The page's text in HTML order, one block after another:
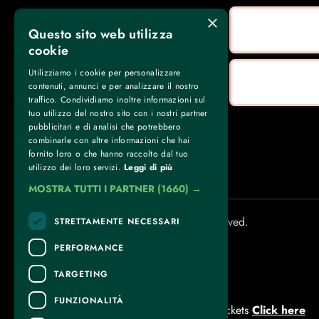
Torino Boxing Show © 2025. All rights reserved.
CONTACTS
For information and support in purchasing tickets Click here
×
Questo sito web utilizza
cookie
Utilizziamo i cookie per personalizzare
contenuti, annunci e per analizzare il nostro
traffico. Condividiamo inoltre informazioni sul
tuo utilizzo del nostro sito con i nostri partner
pubblicitari e di analisi che potrebbero
combinarle con altre informazioni che hai
fornito loro o che hanno raccolto dal tuo
utilizzo dei loro servizi. Leggi di più
MOSTRA TUTTI I PARTNER (1660) →
STRETTAMENTE NECESSARI
PERFORMANCE
TARGETING
FUNZIONALITÀ